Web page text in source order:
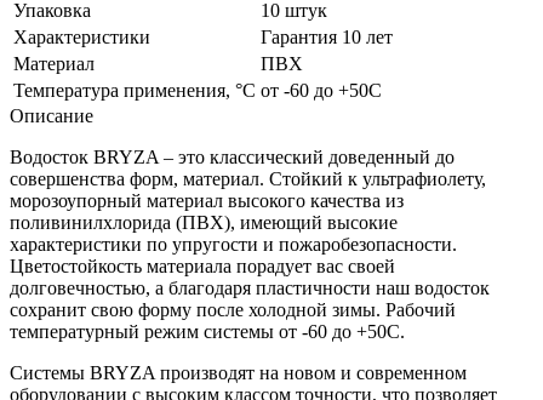
Упаковка
10 штук
Характеристики
Гарантия 10 лет
Материал
ПВХ
Температура применения, °С от -60 до +50С
Описание
Водосток BRYZA – это классический доведенный до
совершенства форм, материал. Стойкий к ультрафиолету,
морозоупорный материал высокого качества из
поливинилхлорида (ПВХ), имеющий высокие
характеристики по упругости и пожаробезопасности.
Цветостойкость материала порадует вас своей
долговечностью, а благодаря пластичности наш водосток
сохранит свою форму после холодной зимы. Рабочий
температурный режим системы от -60 до +50С.
Системы BRYZA производят на новом и современном
оборудовании с высоким классом точности, что позволяет